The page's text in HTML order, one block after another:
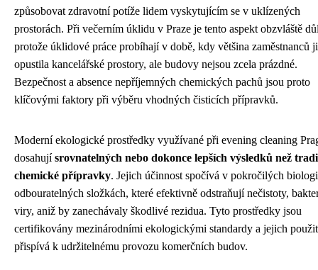
způsobovat zdravotní potíže lidem vyskytujícím se v uklízených
prostorách. Při večerním úklidu v Praze je tento aspekt obzvláště
protože úklidové práce probíhají v době, kdy většina zaměstnanců
opustila kancelářské prostory, ale budovy nejsou zcela prázdné.
Bezpečnost a absence nepříjemných chemických pachů jsou proto
klíčovými faktory při výběru vhodných čisticích přípravků.
Moderní ekologické prostředky využívané při evening cleaning
dosahujísrovnatelných nebo dokonce lepších výsledků než
chemické přípravky. Jejich účinnost spočívá v pokročilých
odbouratelných složkách, které efektivně odstraňují nečistoty,
viry, aniž by zanechávaly škodlivé rezidua. Tyto prostředky jsou
certifikovány mezinárodními ekologickými standardy a jejich
přispívá k udržitelnému provozu komerčních budov.